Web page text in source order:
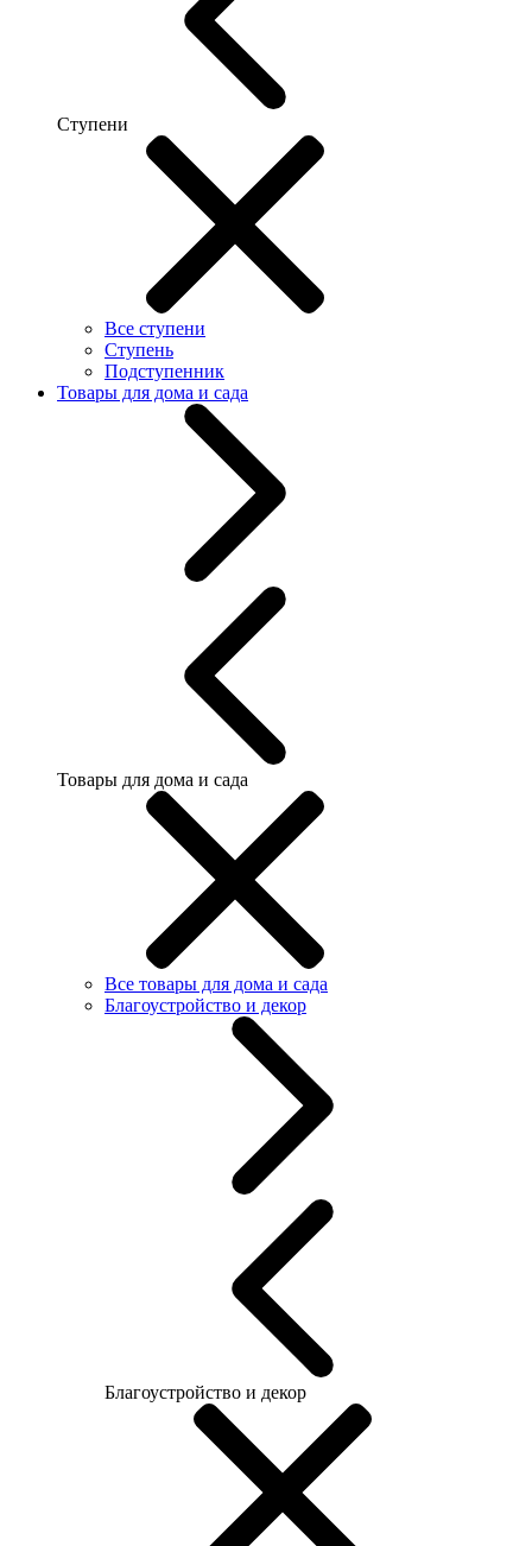
Ступени
Все ступени
Ступень
Подступенник
Товары для дома и сада
Товары для дома и сада
Все товары для дома и сада
Благоустройство и декор
Благоустройство и декор